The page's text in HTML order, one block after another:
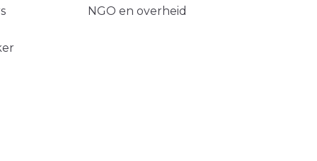
NGO en overheid